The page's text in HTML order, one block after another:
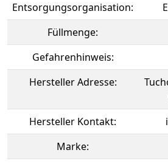
Entsorgungsorganisation:
Füllmenge:
Gefahrenhinweis:
Hersteller Adresse:
Hersteller Kontakt:
Marke: